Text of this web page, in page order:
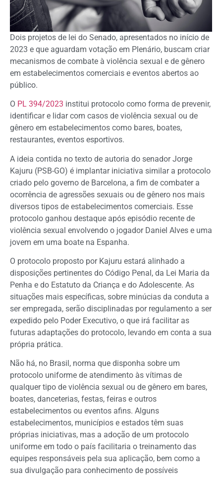
Dois projetos de lei do Senado, apresentados no início de
2023 e que aguardam votação em Plenário, buscam criar
mecanismos de combate à violência sexual e de gênero
em estabelecimentos comerciais e eventos abertos ao
público.
O PL 394/2023 institui protocolo como forma de prevenir,
identificar e lidar com casos de violência sexual ou de
gênero em estabelecimentos como bares, boates,
restaurantes, eventos esportivos.
A ideia contida no texto de autoria do senador Jorge
Kajuru (PSB-GO) é implantar iniciativa similar a protocolo
criado pelo governo de Barcelona, a fim de combater a
ocorrência de agressões sexuais ou de gênero nos mais
diversos tipos de estabelecimentos comerciais. Esse
protocolo ganhou destaque após episódio recente de
violência sexual envolvendo o jogador Daniel Alves e uma
jovem em uma boate na Espanha.
O protocolo proposto por Kajuru estará alinhado a
disposições pertinentes do Código Penal, da Lei Maria da
Penha e do Estatuto da Criança e do Adolescente. As
situações mais específicas, sobre minúcias da conduta a
ser empregada, serão disciplinadas por regulamento a ser
expedido pelo Poder Executivo, o que irá facilitar as
futuras adaptações do protocolo, levando em conta a sua
própria prática.
Não há, no Brasil, norma que disponha sobre um
protocolo uniforme de atendimento às vítimas de
qualquer tipo de violência sexual ou de gênero em bares,
boates, danceterias, festas, feiras e outros
estabelecimentos ou eventos afins. Alguns
estabelecimentos, municípios e estados têm suas
próprias iniciativas, mas a adoção de um protocolo
uniforme em todo o país facilitaria o treinamento das
equipes responsáveis pela sua aplicação, bem como a
sua divulgação para conhecimento de possíveis